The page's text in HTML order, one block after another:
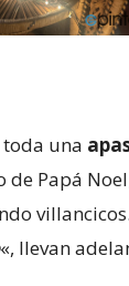
toda una
de Papá
«, llevan